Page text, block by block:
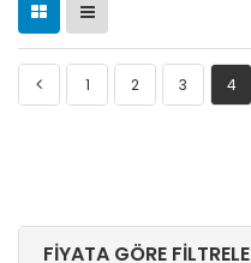
FIYATA GÖRE FILTRELE
1 2 3 4